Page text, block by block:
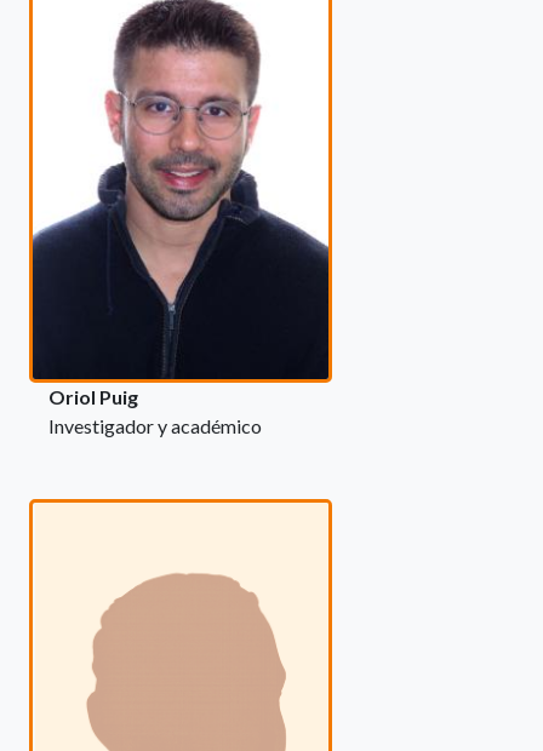
Oriol Puig
Investigador y académico